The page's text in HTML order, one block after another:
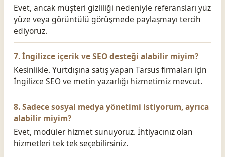
Evet, ancak müşteri gizliliği nedeniyle referansları yüz
yüze veya görüntülü görüşmede paylaşmayı tercih
ediyoruz.
7. İngilizce içerik ve SEO desteği alabilir miyim?
Kesinlikle. Yurtdışına satış yapan Tarsus firmaları için
İngilizce SEO ve metin yazarlığı hizmetimiz mevcut.
8. Sadece sosyal medya yönetimi istiyorum, ayrıca
alabilir miyim?
Evet, modüler hizmet sunuyoruz. İhtiyacınız olan
hizmetleri tek tek seçebilirsiniz.